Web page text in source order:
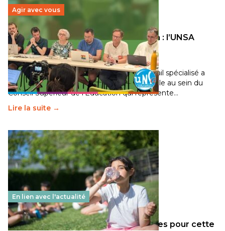
Agir avec vous
Transition écologique de l’éducation : l’UNSA
Éducation fait bouger les lignes
30 juin 2026-National
Pendant plusieurs mois, un groupe de travail spécialisé a
travaillé sur la transition écologique de l’Ecole au sein du
Conseil Supérieur de l’Éducation qui représente…
Lire la suite →
En lien avec l'actualité
Les décisions ministérielles attendues pour cette